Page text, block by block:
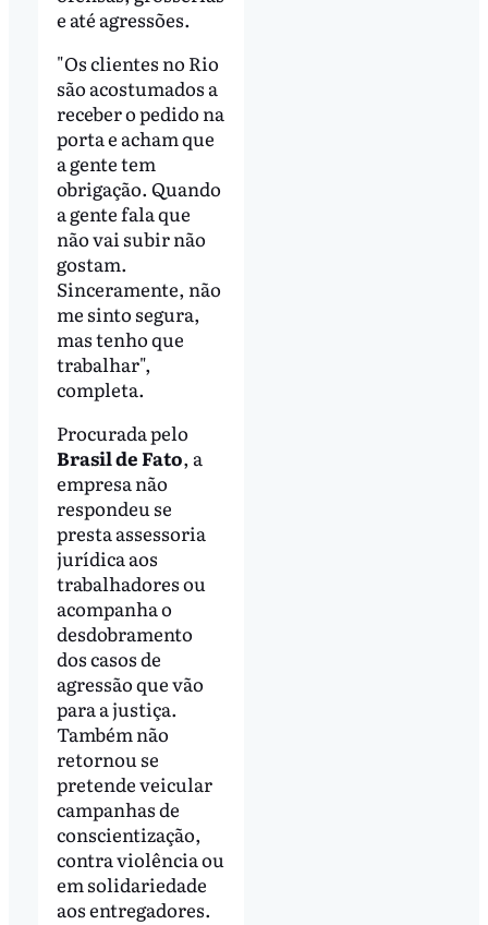
e até agressões.
"Os clientes no Rio
são acostumados a
receber o pedido na
porta e acham que
a gente tem
obrigação. Quando
a gente fala que
não vai subir não
gostam.
Sinceramente, não
me sinto segura,
mas tenho que
trabalhar",
completa.
Procurada pelo
Brasil de Fato, a
empresa não
respondeu se
presta assessoria
jurídica aos
trabalhadores ou
acompanha o
desdobramento
dos casos de
agressão que vão
para a justiça.
Também não
retornou se
pretende veicular
campanhas de
conscientização,
contra violência ou
em solidariedade
aos entregadores.